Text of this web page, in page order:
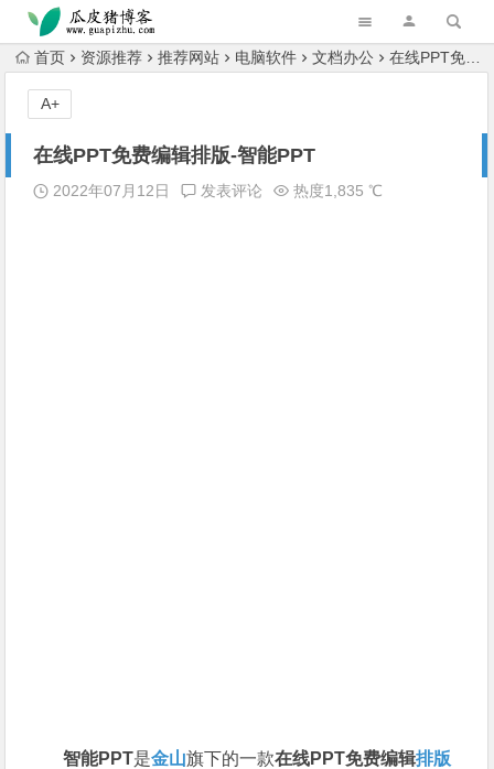
跳转到主内容
首页 资源推荐 推荐网站 电脑软件 文档办公 在线PPT免费编辑排版-智能PPT
在线PPT免费编辑排版-智能PPT
2022年07月12日 发表评论 热度1,835 ℃
智能PPT是金山旗下的一款在线PPT免费编辑排版
A+